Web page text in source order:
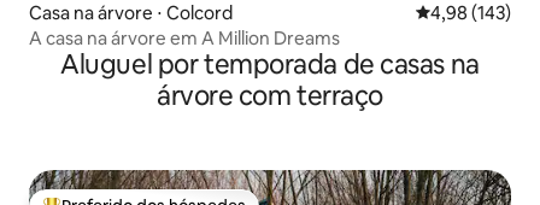
Casa na árvore ⋅ Colcord 4,98 de uma
4,98 (143)
A casa na árvore em A Million Dreams
Aluguel por temporada de casas na
árvore com terraço